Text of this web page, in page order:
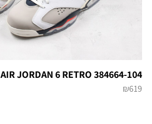
AIR JORDAN 6 RETRO 384664-104
₪619